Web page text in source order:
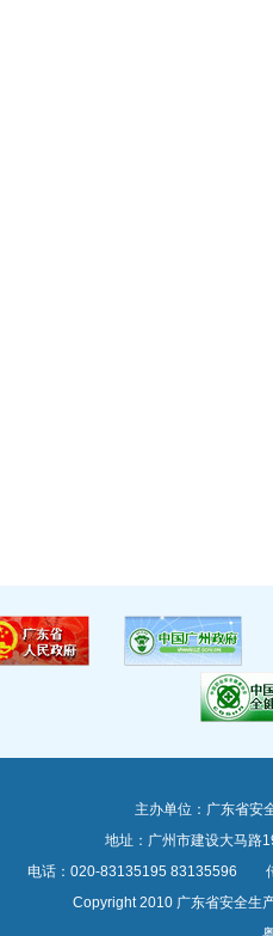
主办单位：广东省
地址：广州市建设大马
电话：020-83135195 83135596
Copyright 2010 广东省安全生